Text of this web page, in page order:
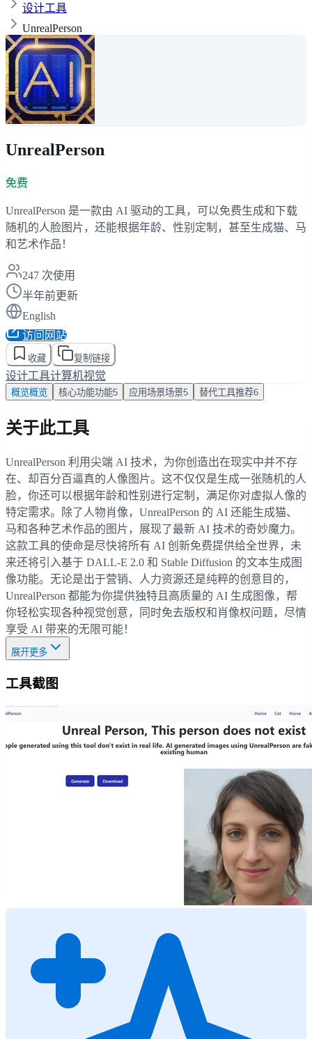
设计工具
UnrealPerson
UnrealPerson
免费
UnrealPerson 是一款由 AI 驱动的工具，可以免费生成和下载
随机的人脸图片，还能根据年龄、性别定制，甚至生成猫、马
和艺术作品！
247 次使用
半年前更新
English
访问网站
收藏 复制链接
设计工具计算机视觉
概览概览 核心功能功能5 应用场景场景5 替代工具推荐6
关于此工具
UnrealPerson 利用尖端 AI 技术，为你创造出在现实中并不存
在、却百分百逼真的人像图片。这不仅仅是生成一张随机的人
脸，你还可以根据年龄和性别进行定制，满足你对虚拟人像的
特定需求。除了人物肖像，UnrealPerson 的 AI 还能生成猫、
马和各种艺术作品的图片，展现了最新 AI 技术的奇妙魔力。
这款工具的使命是尽快将所有 AI 创新免费提供给全世界，未
来还将引入基于 DALL-E 2.0 和 Stable Diffusion 的文本生成图
像功能。无论是出于营销、人力资源还是纯粹的创意目的，
UnrealPerson 都能为你提供独特且高质量的 AI 生成图像，帮
你轻松实现各种视觉创意，同时免去版权和肖像权问题，尽情
享受 AI 带来的无限可能！
展开更多
工具截图